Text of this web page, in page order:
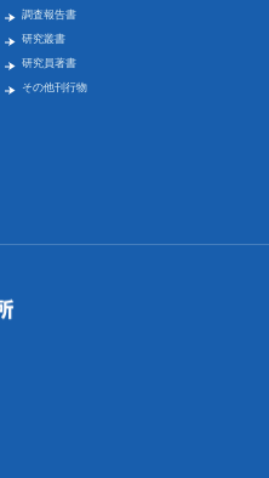
調査報告書
研究叢書
研究員著書
その他刊行物